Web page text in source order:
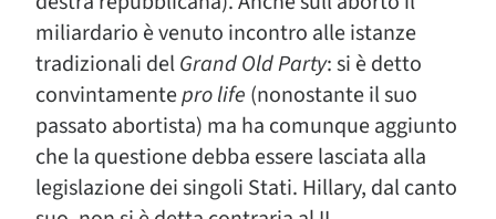
miliardario è venuto incontro alle istanze
tradizionali delGrand Old Party: si è detto
convintamentepro life (nonostante il suo
passato abortista) ma ha comunque aggiunto
che la questione debba essere lasciata alla
legislazione dei singoli Stati. Hillary, dal canto